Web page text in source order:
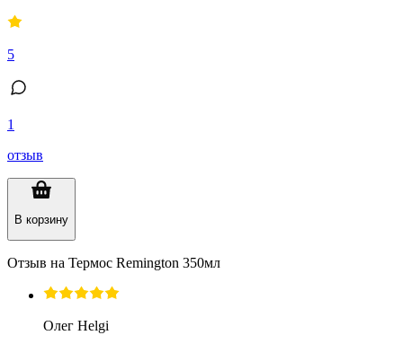
5
1
отзыв
В корзину
Отзыв на Термос Remington 350мл
Олег Helgi